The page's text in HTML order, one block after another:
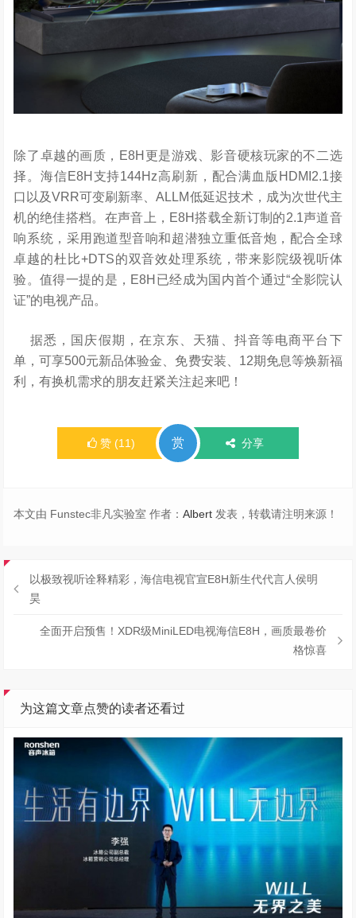
除了卓越的画质，E8H更是游戏、影音硬核玩家的不二选
择。海信E8H支持144Hz高刷新，配合满血版HDMI2.1接
口以及VRR可变刷新率、ALLM低延迟技术，成为次世代主
机的绝佳搭档。在声音上，E8H搭载全新订制的2.1声道音
响系统，采用跑道型音响和超潜独立重低音炮，配合全球
卓越的杜比+DTS的双音效处理系统，带来影院级视听体
验。值得一提的是，E8H已经成为国内首个通过“全影院认
证”的电视产品。
据悉，国庆假期，在京东、天猫、抖音等电商平台下
单，可享500元新品体验金、免费安装、12期免息等焕新福
利，有换机需求的朋友赶紧关注起来吧！
赞 (11) 赏 分享
本文由 Funstec非凡实验室 作者：Albert 发表，转载请注明来源！
以极致视听诠释精彩，海信电视官宣E8H新生代代言人侯明
昊
全面开启预售！XDR级MiniLED电视海信E8H，画质最卷价
格惊喜
为这篇文章点赞的读者还看过